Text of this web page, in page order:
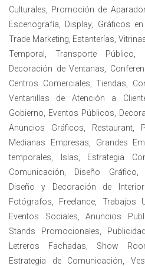
Culturales, Promoción de
Escenografía, Display, Gráficos
Trade Marketing, Estanterías,
Temporal, Transporte
Decoración de Ventanas,
Centros Comerciales, Tiendas,
Ventanillas de Atención a
Gobierno, Eventos Públicos,
Anuncios Gráficos, Restaurant,
Medianas Empresas, Grandes
temporales, Islas, Estrategia
Comunicación, Diseño Gráfico,
Diseño y Decoración de
Fotógrafos, Freelance, Trabajos
Eventos Sociales, Anuncios
Stands Promocionales,
Letreros Fachadas, Show
Estrategia de Comunicación,